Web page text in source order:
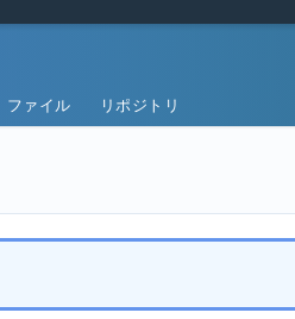
ファイル リポジトリ